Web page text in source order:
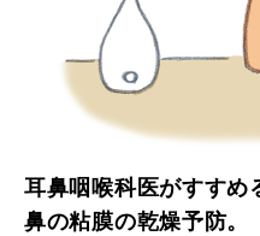
耳鼻咽喉科医がすすめ
鼻の粘膜の乾燥予防。